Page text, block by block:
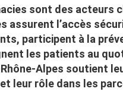
sont des acteurs
assurent l’accès
participent à la
les patients au
Alpes soutient
leur rôle dans les